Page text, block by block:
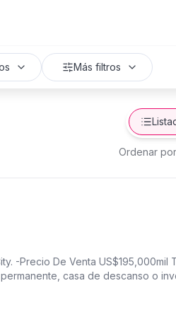
Más filtros
Ordenar
-Precio De Venta US$195,000mil
casa de descanso o
crecimiento de La Libertad.
• Topografía completamente